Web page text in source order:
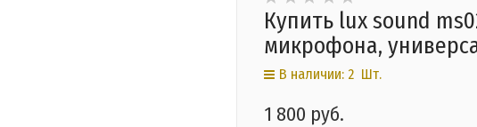
Купить lux sound
микрофона,
В наличии: 2 Шт.
1 800 руб.